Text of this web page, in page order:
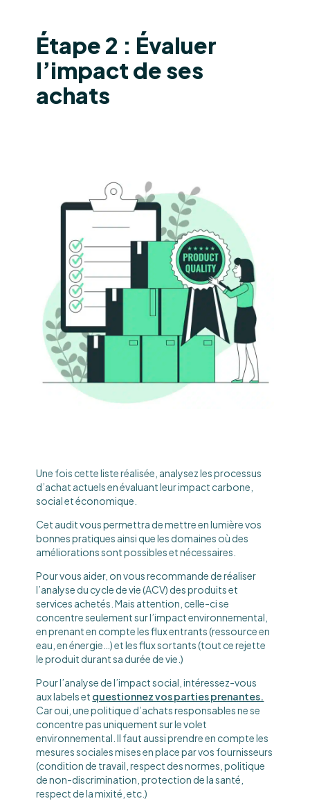
Étape 2 : Évaluer
l’impact de ses
achats
Une fois cette liste réalisée, analysez les processus
d’achat actuels en évaluant leur impact carbone,
social et économique.
Cet audit vous permettra de mettre en lumière vos
bonnes pratiques ainsi que les domaines où des
améliorations sont possibles et nécessaires.
Pour vous aider, on vous recommande de réaliser
l’analyse du cycle de vie (ACV) des produits et
services achetés. Mais attention, celle-ci se
concentre seulement sur l’impact environnemental,
en prenant en compte les flux entrants (ressource en
eau, en énergie…) et les flux sortants (tout ce rejette
le produit durant sa durée de vie.)
Pour l’analyse de l’impact social, intéressez-vous
aux labels et questionnez vos parties prenantes.
Car oui, une politique d’achats responsables ne se
concentre pas uniquement sur le volet
environnemental. Il faut aussi prendre en compte les
mesures sociales mises en place par vos fournisseurs
(condition de travail, respect des normes, politique
de non-discrimination, protection de la santé,
respect de la mixité, etc.)